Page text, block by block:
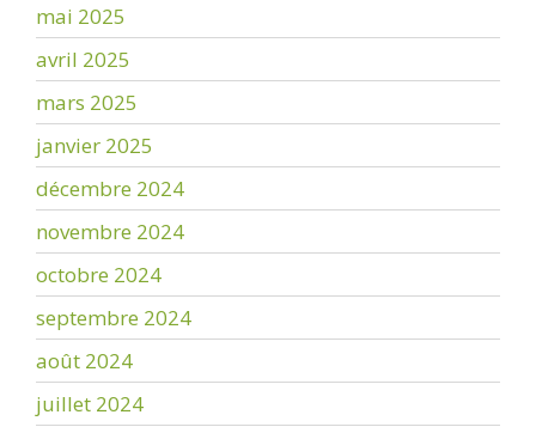
mai 2025
avril 2025
mars 2025
janvier 2025
décembre 2024
novembre 2024
octobre 2024
septembre 2024
août 2024
juillet 2024